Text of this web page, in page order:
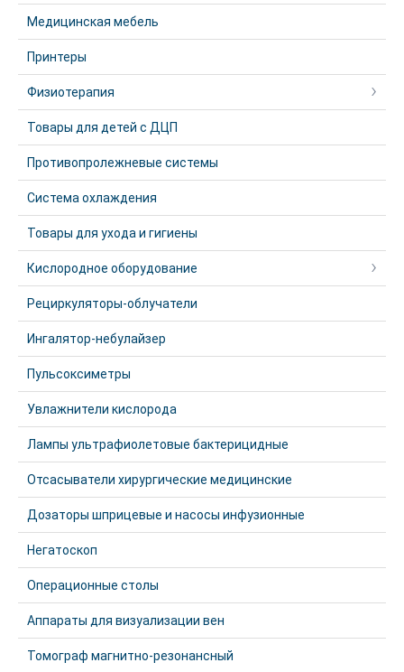
Медицинская мебель
Принтеры
Физиотерапия
Товары для детей с ДЦП
Противопролежневые системы
Система охлаждения
Товары для ухода и гигиены
Кислородное оборудование
Рециркуляторы-облучатели
Ингалятор-небулайзер
Пульсоксиметры
Увлажнители кислорода
Лампы ультрафиолетовые бактерицидные
Отсасыватели хирургические медицинские
Дозаторы шприцевые и насосы инфузионные
Негатоскоп
Операционные столы
Аппараты для визуализации вен
Томограф магнитно-резонансный